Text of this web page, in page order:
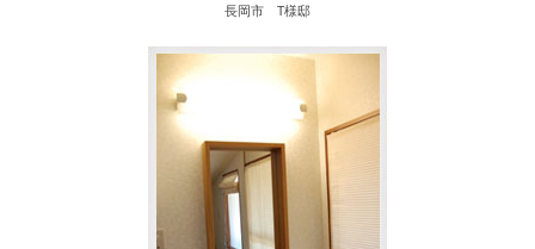
長岡市 T様邸